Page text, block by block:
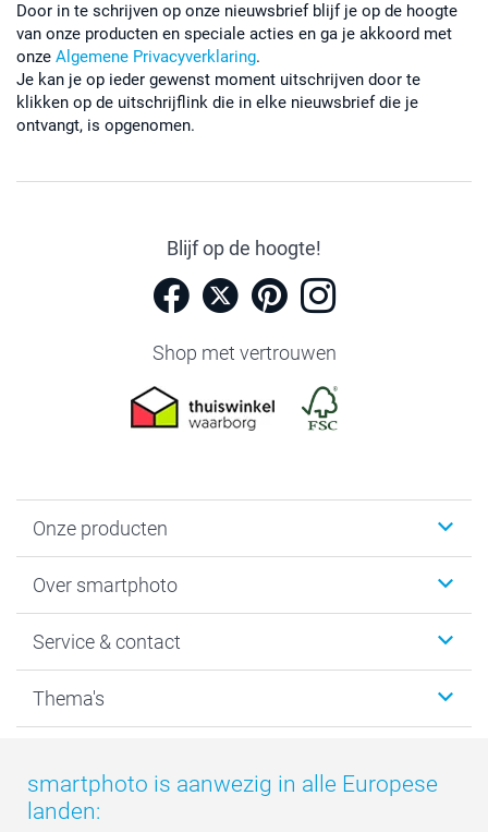
Door in te schrijven op onze nieuwsbrief blijf je op de hoogte
van onze producten en speciale acties en ga je akkoord met
onze Algemene Privacyverklaring.
Je kan je op ieder gewenst moment uitschrijven door te
klikken op de uitschrijflink die in elke nieuwsbrief die je
ontvangt, is opgenomen.
Blijf op de hoogte!
Shop met vertrouwen
Onze producten
Fotoboeken
Fotocadeaus
Kaarten
Over smartphoto
Vacatures
Bestelproces
Privacy
Cookiebeleid
Service & contact
Tevredenheidsgarantie
smartbonus
smartfriends
Thema's
Moederdag
Vaderdag
smartphoto is aanwezig in alle Europese
landen: